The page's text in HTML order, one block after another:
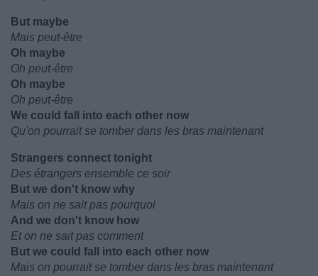
But maybe
Mais peut-être
Oh maybe
Oh peut-être
Oh maybe
Oh peut-être
We could fall into each other now
Qu'on pourrait se tomber dans les bras maintenant
Strangers connect tonight
Des étrangers ensemble ce soir
But we don't know why
Mais on ne sait pas pourquoi
And we don't know how
Et on ne sait pas comment
But we could fall into each other now
Mais on pourrait se tomber dans les bras maintenant